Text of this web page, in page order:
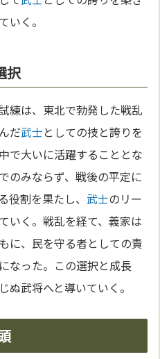
いく。
択
練は、東北で勃発した戦乱
だ武士としての技と誇りを
で大いに活躍することとな
のみならず、戦後の平定に
役割を果たし、 武士のリー
いく。戦乱を経て、義家は
に、民を守る者としての責
なった。この選択と成長
ぬ武将へと導いていく。